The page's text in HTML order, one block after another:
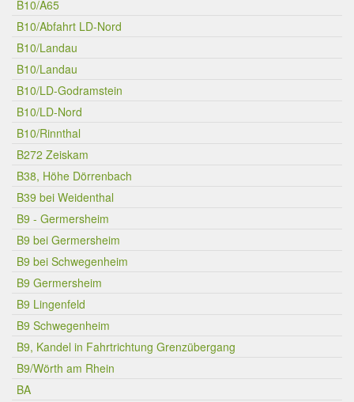
B10/A65
B10/Abfahrt LD-Nord
B10/Landau
B10/Landau
B10/LD-Godramstein
B10/LD-Nord
B10/Rinnthal
B272 Zeiskam
B38, Höhe Dörrenbach
B39 bei Weidenthal
B9 - Germersheim
B9 bei Germersheim
B9 bei Schwegenheim
B9 Germersheim
B9 Lingenfeld
B9 Schwegenheim
B9, Kandel in Fahrtrichtung Grenzübergang
B9/Wörth am Rhein
BA